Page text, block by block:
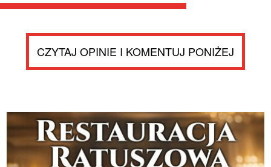
CZYTAJ OPINIE I KOMENTUJ PONIŻEJ